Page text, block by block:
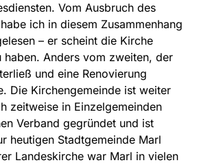
Vom Ausbruch des
ich in diesem Zusammenhang
– er scheint die Kirche
Anders vom zweiten, der
und eine Renovierung
Die Kirchengemeinde ist weiter
zeitweise in Einzelgemeinden
Verband gegründet und ist
heutigen Stadtgemeinde Marl
Landeskirche war Marl in vielen